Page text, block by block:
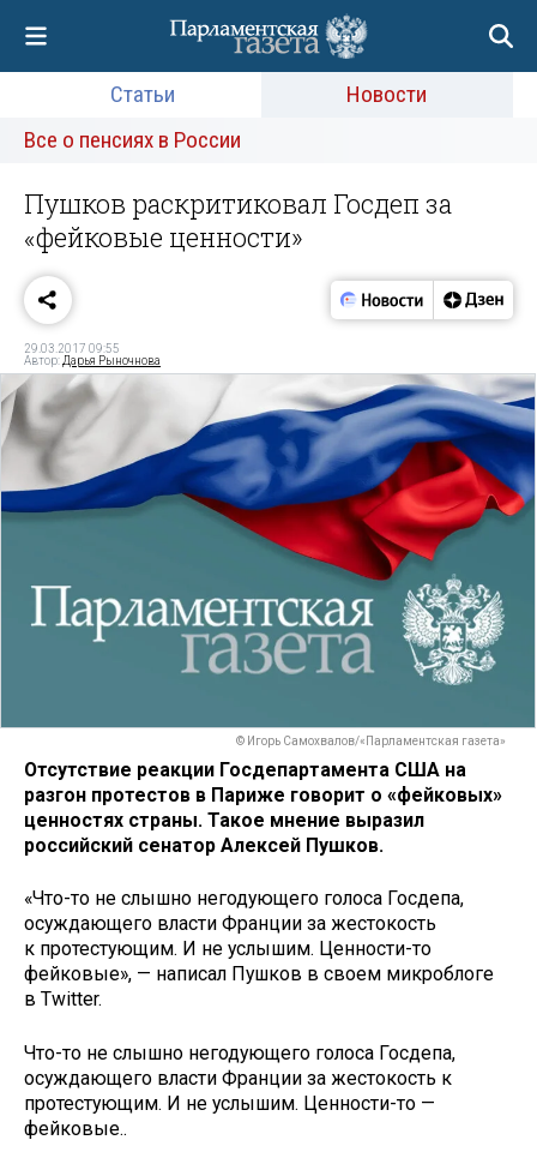
Статьи
Новости
Все о пенсиях в России
Пушков раскритиковал Госдеп за
«фейковые ценности»
29.03.2017 09:55
Автор: Дарья Рыночнова
© Игорь Самохвалов/«Парламентская газета»
Отсутствие реакции Госдепартамента США на
разгон протестов в Париже говорит о «фейковых»
ценностях страны. Такое мнение выразил
российский сенатор Алексей Пушков.
«Что-то не слышно негодующего голоса Госдепа,
осуждающего власти Франции за жестокость
к протестующим. И не услышим. Ценности-то
фейковые», — написал Пушков в своем микроблоге
в Twitter.
Что-то не слышно негодующего голоса Госдепа,
осуждающего власти Франции за жестокость к
протестующим. И не услышим. Ценности-то —
фейковые..